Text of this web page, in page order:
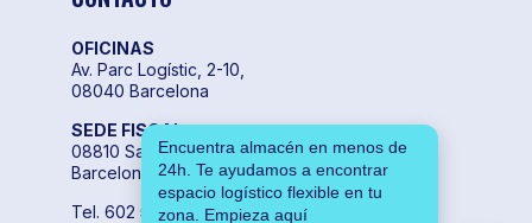
OFICINAS
Av. Parc Logístic, 2-10,
08040 Barcelona
SEDE FISCAL
08810 Sant Pere de Ribes,
Barcelona
Tel. 602 55 04 00
Encuentra almacén en menos de
24h. Te ayudamos a encontrar
espacio logístico flexible en tu
zona. Empieza aquí